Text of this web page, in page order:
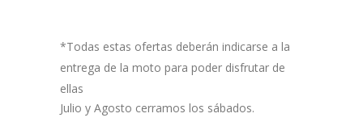
*Todas estas ofertas deberán indicarse a la
entrega de la moto para poder disfrutar de
ellas
Julio y Agosto cerramos los sábados.